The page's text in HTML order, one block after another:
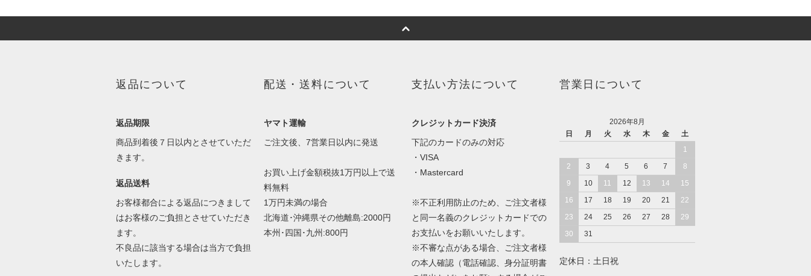
返品について
返品期限
商品到着後７日以内とさせていただ
きます。
返品送料
お客様都合による返品につきまして
はお客様のご負担とさせていただき
ます。
不良品に該当する場合は当方で負担
いたします。
配送・送料について
ヤマト運輸
ご注文後、7営業日以内に発送
お買い上げ金額税抜1万円以上で送
料無料
1万円未満の場合
北海道･沖縄県その他離島:2000円
本州･四国･九州:800円
支払い方法について
クレジットカード決済
下記のカードのみの対応
・VISA
・Mastercard
※不正利用防止のため、ご注文者様
と同一名義のクレジットカードでの
お支払いをお願いいたします。
※不審な点がある場合、ご注文者様
の本人確認（電話確認、身分証明書
営業日について
2026年8月
日
月 火 水 木 金
土
1
2
3 4 5 6 7
8
9
10 11 12 13 14
15
16
17 18 19 20 21
22
23
24 25 26 27 28
29
30
31
定休日：土日祝